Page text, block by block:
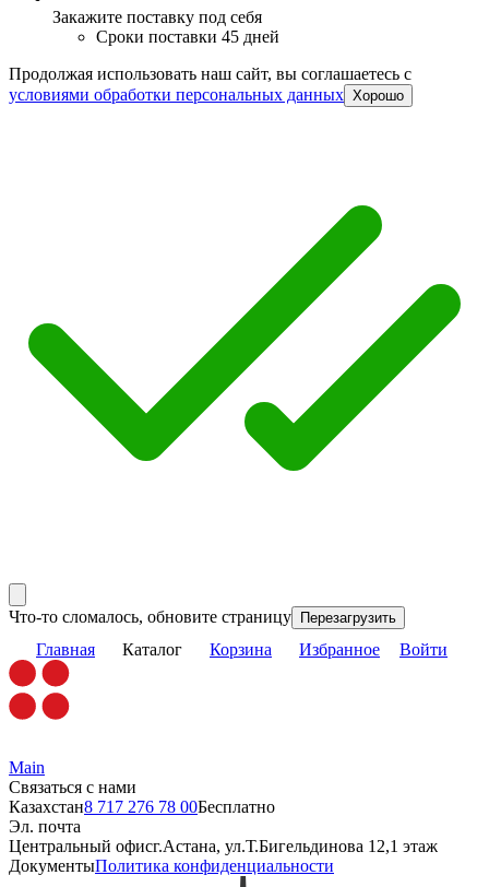
Закажите поставку под себя
Сроки поставки 45 дней
Продолжая использовать наш сайт, вы соглашаетесь c
условиями обработки персональных данных Хорошо
Что-то сломалось, обновите страницу Перезагрузить
Главная Каталог Корзина Избранное Войти
Main
Связаться с нами
Казахстан8 717 276 78 00Бесплатно
Эл. почта
Центральный офисг.Астана, ул.Т.Бигельдинова 12,1 этаж
ДокументыПолитика конфиденциальности